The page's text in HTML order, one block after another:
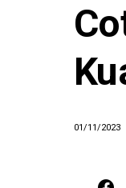
01/11/2023